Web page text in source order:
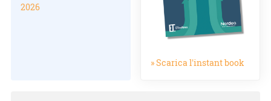
2026
» Scarica l'instant book